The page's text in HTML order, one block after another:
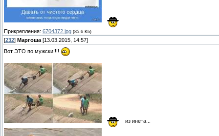
Прикрепления: 6704372.jpg (85.6 Kb)
[232] Маргоша [13.03.2015, 14:57]
Вот ЭТО по мужски!!!!
из инета...